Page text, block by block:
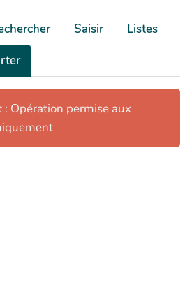
Saisir
Listes
Opération permise aux